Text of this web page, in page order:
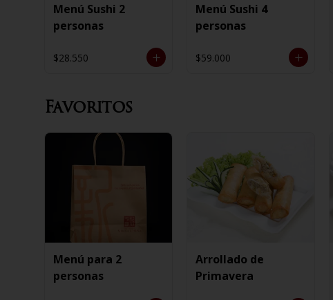
Menú Sushi 2
personas
$28.550
Menú Sushi 4
personas
$59.000
Favoritos
Menú para 2
personas
Arrollado de
Primavera